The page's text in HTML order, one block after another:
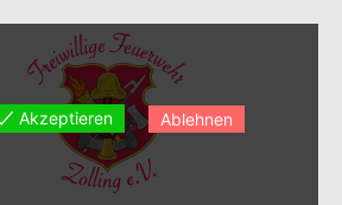
Akzeptieren Ablehnen